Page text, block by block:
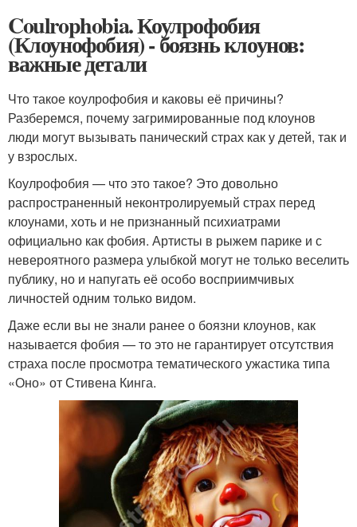
Coulrophobia. Коулрофобия
(Клоунофобия) - боязнь клоунов:
важные детали
Что такое коулрофобия и каковы её причины?
Разберемся, почему загримированные под клоунов
люди могут вызывать панический страх как у детей, так и
у взрослых.
Коулрофобия — что это такое? Это довольно
распространенный неконтролируемый страх перед
клоунами, хоть и не признанный психиатрами
официально как фобия. Артисты в рыжем парике и с
невероятного размера улыбкой могут не только веселить
публику, но и напугать её особо восприимчивых
личностей одним только видом.
Даже если вы не знали ранее о боязни клоунов, как
называется фобия — то это не гарантирует отсутствия
страха после просмотра тематического ужастика типа
«Оно» от Стивена Кинга.